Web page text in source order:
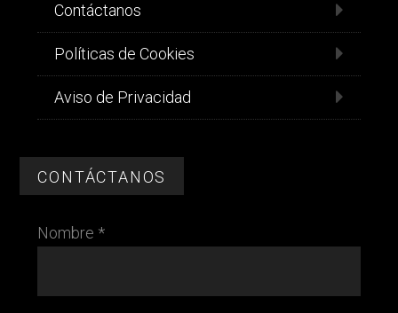
Contáctanos
Políticas de Cookies
Aviso de Privacidad
CONTÁCTANOS
Nombre *